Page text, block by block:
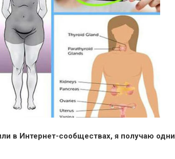
в Интернет-сообществах, я получаю одни